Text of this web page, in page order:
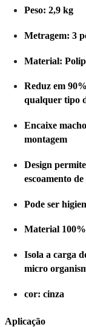
Peso: 2,9 kg
Metragem: 3
Material:
Reduz em
qualquer tipo
Encaixe
montagem
Design
escoamento
Pode ser
Material
Isola a carga
micro
cor: cinza
Aplicação